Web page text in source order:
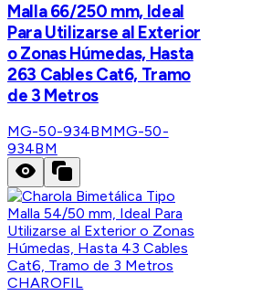
Malla 66/250 mm, Ideal
Para Utilizarse al Exterior
o Zonas Húmedas, Hasta
263 Cables Cat6, Tramo
de 3 Metros
MG-50-934BMMG-50-
934BM
CHAROFIL